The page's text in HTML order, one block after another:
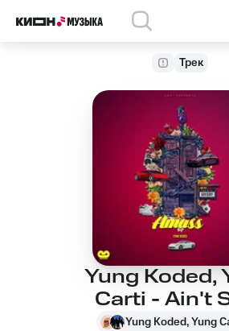
Трек
Yung Koded,
Carti - Ain't
Yung Koded, Yung